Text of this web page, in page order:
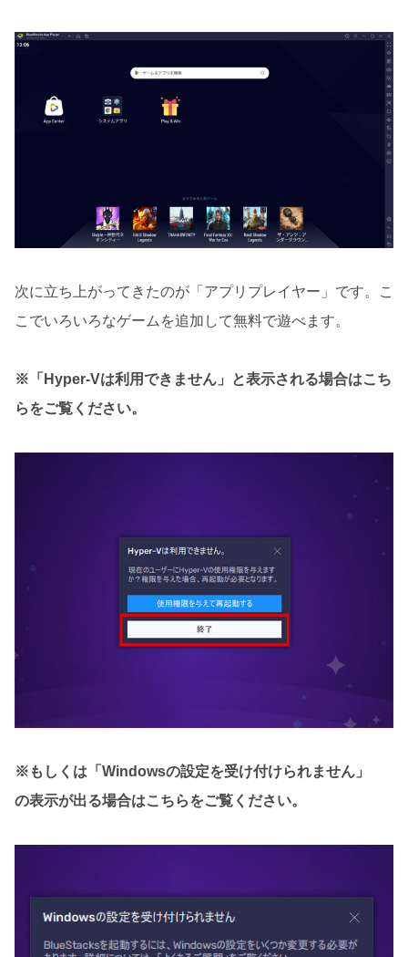
次に立ち上がってきたのが「アプリプレイヤー」です。こ
こでいろいろなゲームを追加して無料で遊べます。
※「Hyper-Vは利用できません」と表示される場合はこち
らをご覧ください。
※もしくは「Windowsの設定を受け付けられません」
の表示が出る場合はこちらをご覧ください。